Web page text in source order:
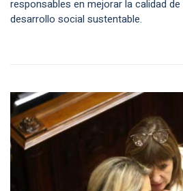
responsables en mejorar la calidad
desarrollo social sustentable.